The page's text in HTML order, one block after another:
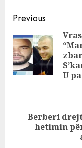
QSUT, rrëfen
fundit të të
Më kërkoi të
shtrihesha
tij e ta
Continue
Reading
Previous
U
Next
Berberi
hetimin